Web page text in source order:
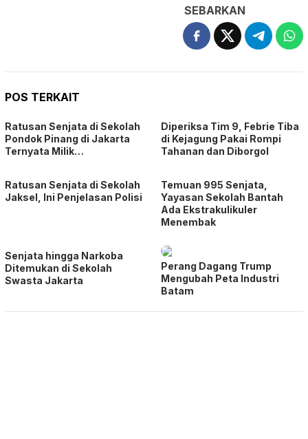
SEBARKAN
POS TERKAIT
Ratusan Senjata di Sekolah
Pondok Pinang di Jakarta
Ternyata Milik…
Diperiksa Tim 9, Febrie Tiba
di Kejagung Pakai Rompi
Tahanan dan Diborgol
Ratusan Senjata di Sekolah
Jaksel, Ini Penjelasan Polisi
Temuan 995 Senjata,
Yayasan Sekolah Bantah
Ada Ekstrakulikuler
Menembak
Senjata hingga Narkoba
Ditemukan di Sekolah
Swasta Jakarta
Perang Dagang Trump
Mengubah Peta Industri
Batam